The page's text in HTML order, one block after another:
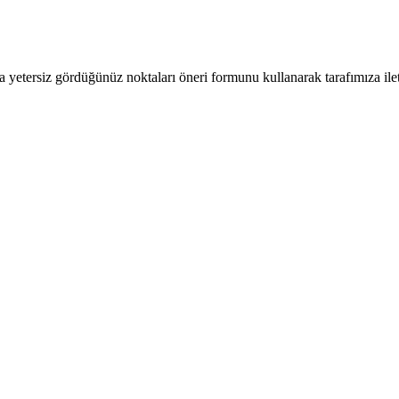
gördüğünüz noktaları öneri formunu kullanarak tarafımıza